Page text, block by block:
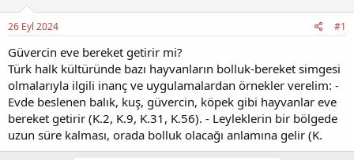
b
a
ş
l
a
t
a
n
ç
t
a
r
i
h
i
26 Eyl 2024 #1
Güvercin eve bereket getirir mi?
Türk halk kültüründe bazı hayvanların bolluk-bereket simgesi
olmalarıyla ilgili inanç ve uygulamalardan örnekler verelim: -
Evde beslenen balık, kuş, güvercin, köpek gibi hayvanlar eve
bereket getirir (K.2, K.9, K.31, K.56). - Leyleklerin bir bölgede
uzun süre kalması, orada bolluk olacağı anlamına gelir (K.